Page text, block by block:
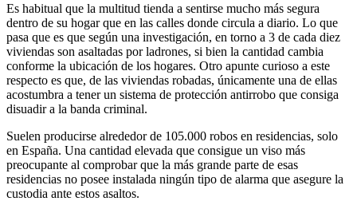
Es habitual que la multitud tienda a sentirse mucho más segura
dentro de su hogar que en las calles donde circula a diario. Lo que
pasa que es que según una investigación, en torno a 3 de cada diez
viviendas son asaltadas por ladrones, si bien la cantidad cambia
conforme la ubicación de los hogares. Otro apunte curioso a este
respecto es que, de las viviendas robadas, únicamente una de ellas
acostumbra a tener un sistema de protección antirrobo que consiga
disuadir a la banda criminal.
Suelen producirse alrededor de 105.000 robos en residencias, solo
en España. Una cantidad elevada que consigue un viso más
preocupante al comprobar que la más grande parte de esas
residencias no posee instalada ningún tipo de alarma que asegure la
custodia ante estos asaltos.